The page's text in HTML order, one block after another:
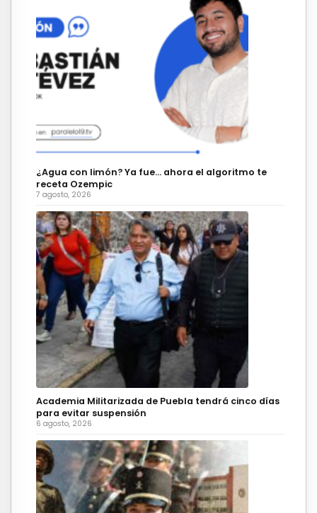
¿Agua con limón? Ya fue… ahora el algoritmo te
receta Ozempic
7 agosto, 2026
Academia Militarizada de Puebla tendrá cinco días
para evitar suspensión
6 agosto, 2026